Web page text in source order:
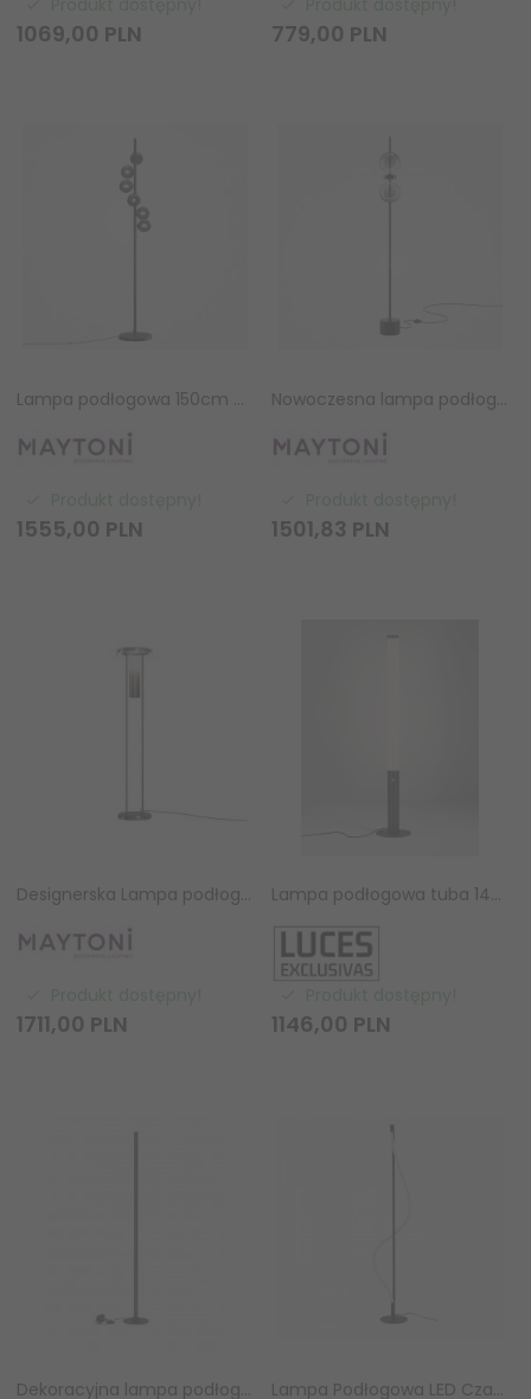
1069,00 PLN 779,00 PLN
Lampa podłogowa 150cm czarna glamour szklane kule designerska dekoracyjna do salonu Dallas MOD545FL-06B Maytoni
1555,00 PLN
Nowoczesna lampa podłogowa stojąca Double Moon Maytoni MOD478FL-L15B3K czarna LED
1501,83 PLN
Designerska Lampa podłogowa 125cm czarna szklana designerska dekoracyjna do salonu Ikebana MOD463FL-L24B3K Maytoni
1711,00 PLN
Lampa podłogowa tuba 140cm czarna LED ściemnialna minimalistyczna do salonu i sypialni ADRA LE45705 Luces Exclusivas
1146,00 PLN
Dekoracyjna lampa podłogowa tuba czarna designerska na moduł świetlny minimalistyczna Luces Exclusivas Lampa Podłogowa LED Czarna Ściemnialna Nowoczesna IVY FLOOR DIMM BK AZ6749 Azzardo